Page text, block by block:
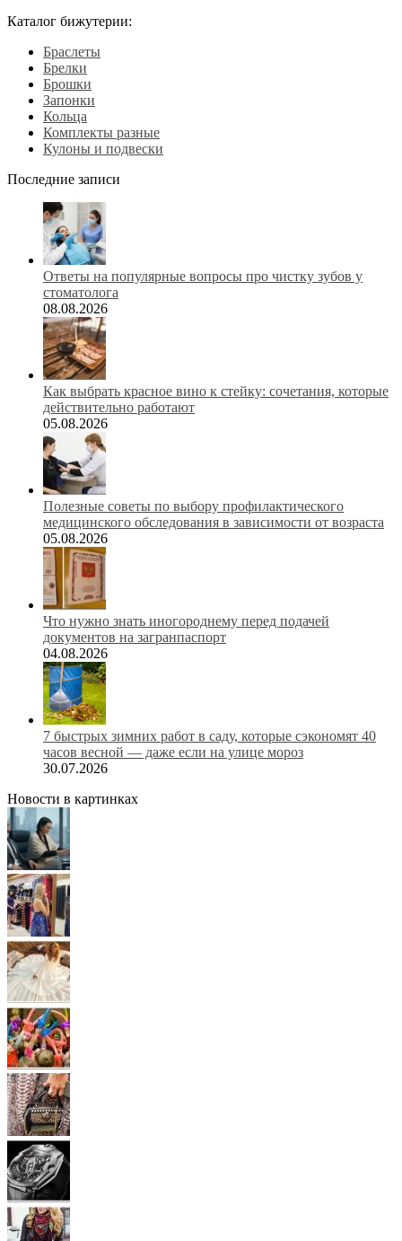
Каталог бижутерии:
Браслеты
Брелки
Брошки
Запонки
Кольца
Комплекты разные
Кулоны и подвески
Последние записи
Ответы на популярные вопросы про чистку зубов у
стоматолога
08.08.2026
Как выбрать красное вино к стейку: сочетания, которые
действительно работают
05.08.2026
Полезные советы по выбору профилактического
медицинского обследования в зависимости от возраста
05.08.2026
Что нужно знать иногороднему перед подачей
документов на загранпаспорт
04.08.2026
7 быстрых зимних работ в саду, которые сэкономят 40
часов весной — даже если на улице мороз
30.07.2026
Новости в картинках